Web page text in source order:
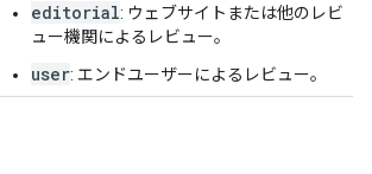
editorial: ウェブサイトまたは他のレビ
ュー機関によるレビュー。
user: エンドユーザーによるレビュー。